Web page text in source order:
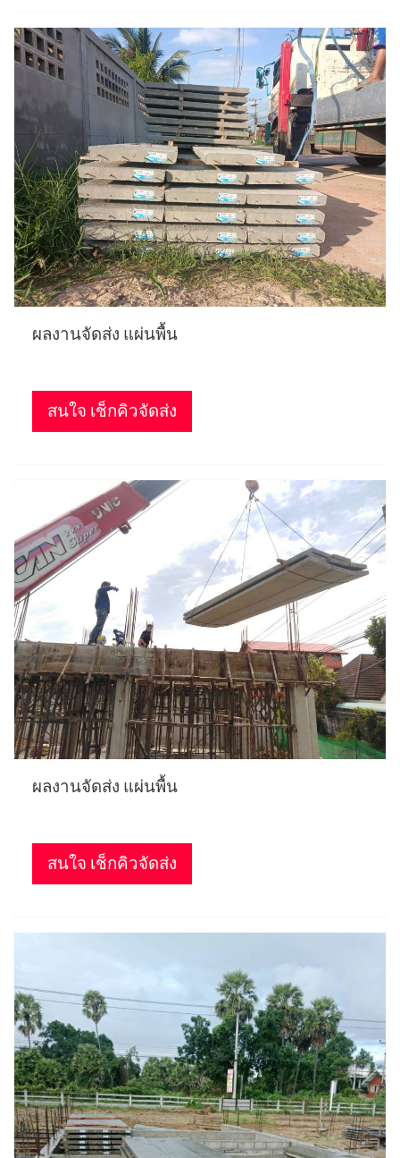
ผลงานจัดส่ง แผ่นพื้น
สนใจ เช็กคิวจัดส่ง
ผลงานจัดส่ง แผ่นพื้น
สนใจ เช็กคิวจัดส่ง